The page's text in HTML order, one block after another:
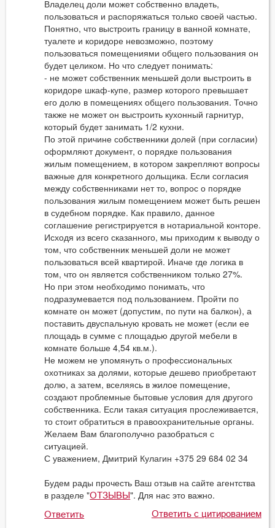
Владелец доли может собственно владеть,
пользоваться и распоряжаться только своей частью.
Понятно, что выстроить границу в ванной комнате,
туалете и коридоре невозможно, поэтому
пользоваться помещениями общего пользования он
будет целиком. Но что следует понимать:
- не может собственник меньшей доли выстроить в
коридоре шкаф-купе, размер которого превышает
его долю в помещениях общего пользования. Точно
также не может он выстроить кухонный гарнитур,
который будет занимать 1/2 кухни.
По этой причине собственники долей (при согласии)
оформляют документ, о порядке пользования
жилым помещением, в котором закрепляют вопросы
важные для конкретного дольщика. Если согласия
между собственниками нет то, вопрос о порядке
пользования жилым помещением может быть решен
в судебном порядке. Как правило, данное
соглашение регистрируется в нотариальной конторе.
Исходя из всего сказанного, мы приходим к выводу о
том, что собственник меньшей доли не может
пользоваться всей квартирой. Иначе где логика в
том, что он является собственником только 27%.
Но при этом необходимо понимать, что
подразумевается под пользованием. Пройти по
комнате он может (допустим, по пути на балкон), а
поставить двуспальную кровать не может (если ее
площадь в сумме с площадью другой мебели в
комнате больше 4,54 кв.м.).
Не можем не упомянуть о профессиональных
охотниках за долями, которые дешево приобретают
долю, а затем, вселяясь в жилое помещение,
создают проблемные бытовые условия для другого
собственника. Если такая ситуация прослеживается,
то стоит обратиться в правоохранительные органы.
Желаем Вам благополучно разобраться с
ситуацией.
С уважением, Дмитрий Кулагин +375 29 684 02 34
Будем рады прочесть Ваш отзыв на сайте агентства
в разделе "ОТЗЫВЫ". Для нас это важно.
Ответить Ответить с цитированием